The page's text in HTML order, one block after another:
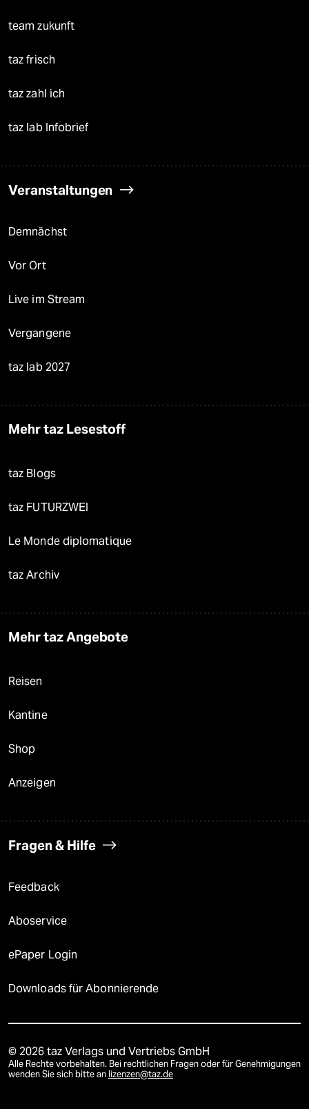
team zukunft
taz frisch
taz zahl ich
taz lab Infobrief
Veranstaltungen
Demnächst
Vor Ort
Live im Stream
Vergangene
taz lab 2027
Mehr taz Lesestoff
taz Blogs
taz FUTURZWEI
Le Monde diplomatique
taz Archiv
Mehr taz Angebote
Reisen
Kantine
Shop
Anzeigen
Fragen & Hilfe
Feedback
Aboservice
ePaper Login
Downloads für Abonnierende
© 2026 taz Verlags und Vertriebs GmbH
Alle Rechte vorbehalten. Bei rechtlichen Fragen oder für Genehmigungen
wenden Sie sich bitte an lizenzen@taz.de